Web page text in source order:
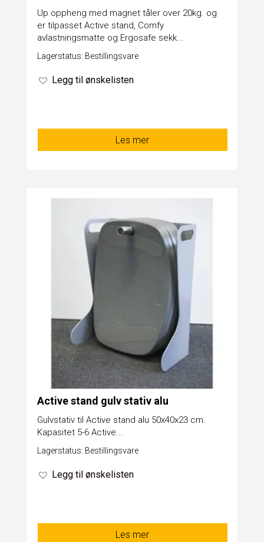
Up oppheng med magnet tåler over 20kg. og
er tilpasset Active stand, Comfy
avlastningsmatte og Ergosafe sekk...
Lagerstatus: Bestillingsvare
Legg til ønskelisten
Les mer
Active stand gulv stativ alu
Gulvstativ til Active stand alu 50x40x23 cm.
Kapasitet 5-6 Active...
Lagerstatus: Bestillingsvare
Legg til ønskelisten
Les mer